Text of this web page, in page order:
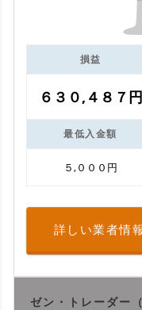
損益
６３０,４８７円
最低入金額
５,０００円
詳しい業者情
ゼン・トレーダー